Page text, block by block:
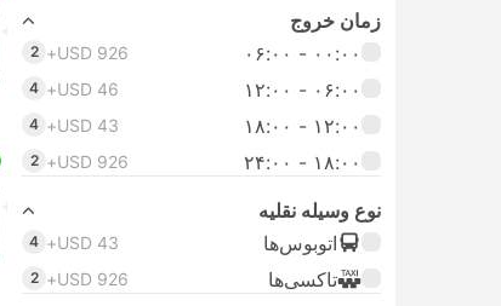
زمان خروج
۰۰:۰۰ - ۰۶:۰۰
USD 926+
2
۰۶:۰۰ - ۱۲:۰۰ USD 46+
4
۱۲:۰۰ - ۱۸:۰۰ USD 43+
4
۱۸:۰۰ - ۲۴:۰۰ USD 926+
2
نوع وسیله نقلیه
اتوبوس‌ها
USD 43+
4
تاکسی‌ها USD 926+
2